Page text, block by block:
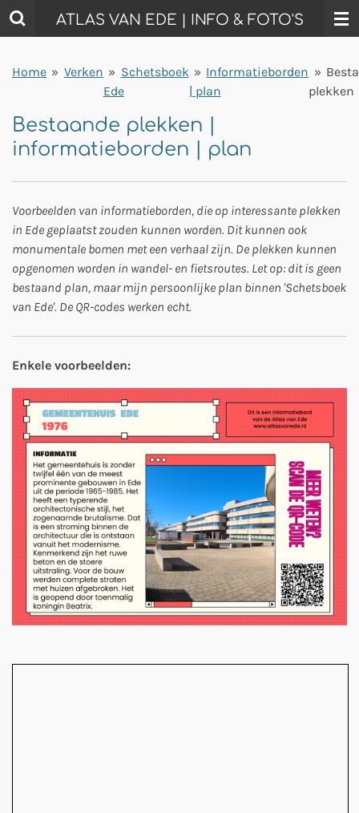
Ga
direct
de
ATLAS VAN EDE | INFO & FOTO'S
Home » Verken » Schetsboek
Ede
» Informatieborden
| plan
»
plekken
Bestaande plekken |
informatieborden | plan
Voorbeelden van informatieborden, die op interessante plekken
in Ede geplaatst zouden kunnen worden. Dit kunnen ook
monumentale bomen met een verhaal zijn. De plekken kunnen
opgenomen worden in wandel- en fietsroutes. Let op: dit is geen
bestaand plan, maar mijn persoonlijke plan binnen 'Schetsboek
van Ede'. De QR-codes werken echt.
Enkele voorbeelden: